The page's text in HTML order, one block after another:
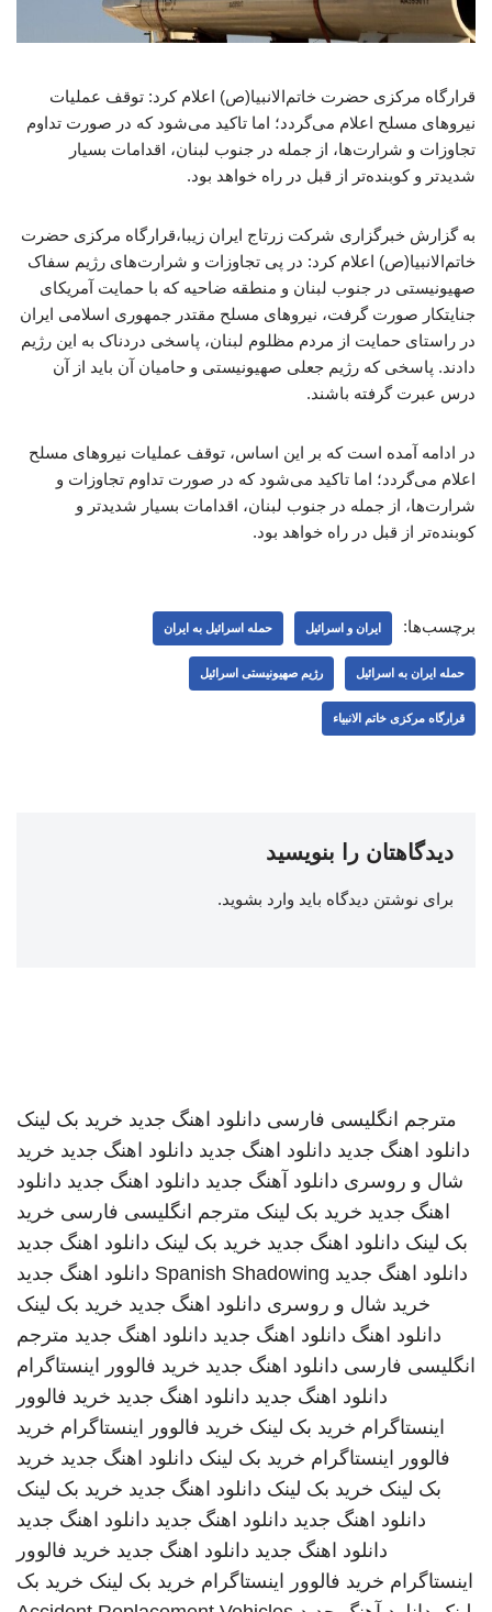
قرارگاه مرکزی حضرت خاتم‌الانبیا(ص) اعلام کرد: توقف عملیات
نیروهای مسلح اعلام می‌گردد؛ اما تاکید می‌شود که در صورت تداوم
تجاوزات و شرارت‌ها، از جمله در جنوب لبنان، اقدامات بسیار
شدیدتر و کوبنده‌تر از قبل در راه خواهد بود.
به گزارش خبرگزاری شرکت زرتاج ایران زیبا،قرارگاه مرکزی حضرت
خاتم‌الانبیا(ص) اعلام کرد: در پی تجاوزات و شرارت‌های رژیم سفاک
صهیونیستی در جنوب لبنان و منطقه ضاحیه که با حمایت آمریکای
جنایتکار صورت گرفت، نیروهای مسلح مقتدر جمهوری اسلامی ایران
در راستای حمایت از مردم مظلوم لبنان، پاسخی دردناک به این رژیم
دادند. پاسخی که رژیم جعلی صهیونیستی و حامیان آن باید از آن
درس عبرت گرفته باشند.
در ادامه آمده است که بر این اساس، توقف عملیات نیروهای مسلح
اعلام می‌گردد؛ اما تاکید می‌شود که در صورت تداوم تجاوزات و
شرارت‌ها، از جمله در جنوب لبنان، اقدامات بسیار شدیدتر و
کوبنده‌تر از قبل در راه خواهد بود.
برچسب‌ها: ایران و اسرائیل حمله اسرائیل به ایران
حمله ایران به اسرائیل رژیم صهیونیستی اسرائیل
قرارگاه مرکزی خاتم الانبیاء
دیدگاهتان را بنویسید
برای نوشتن دیدگاه باید وارد بشوید.
مترجم انگلیسی فارسی دانلود اهنگ جدید خرید بک لینک
دانلود اهنگ جدید دانلود اهنگ جدید دانلود اهنگ جدید خرید
شال و روسری دانلود آهنگ جدید دانلود اهنگ جدید دانلود
اهنگ جدید خرید بک لینک مترجم انگلیسی فارسی خرید
بک لینک دانلود اهنگ جدید خرید بک لینک دانلود اهنگ جدید
دانلود اهنگ جدید Spanish Shadowing دانلود اهنگ جدید
خرید شال و روسری دانلود اهنگ جدید خرید بک لینک
دانلود اهنگ دانلود اهنگ جدید دانلود اهنگ جدید مترجم
انگلیسی فارسی دانلود اهنگ جدید خرید فالوور اینستاگرام
دانلود اهنگ جدید دانلود اهنگ جدید خرید فالوور
اینستاگرام خرید بک لینک خرید فالوور اینستاگرام خرید
فالوور اینستاگرام خرید بک لینک دانلود اهنگ جدید خرید
بک لینک خرید بک لینک دانلود اهنگ جدید خرید بک لینک
دانلود اهنگ جدید دانلود اهنگ جدید دانلود اهنگ جدید
دانلود اهنگ جدید دانلود اهنگ جدید خرید فالوور
اینستاگرام خرید فالوور اینستاگرام خرید بک لینک خرید بک